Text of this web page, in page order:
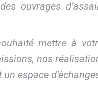
ouvrages
mettre à
nos
un espace